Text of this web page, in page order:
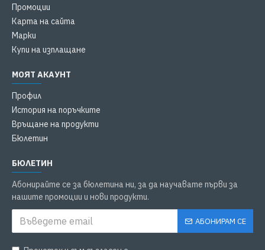
Промоции
Карта на сайта
Марки
Купи на изплащане
МОЯТ АКАУНТ
Профил
История на поръчките
Връщане на продукти
Бюлетин
БЮЛЕТИН
Абонирайте се за бюлетина ни, за да научавате първи за
нашите промоции и нови продукти.
АБОНИРАМ СЕ